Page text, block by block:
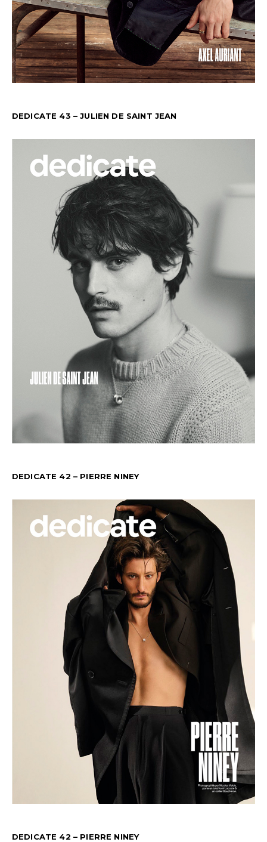
DEDICATE 43 – JULIEN DE SAINT JEAN
DEDICATE 42 – PIERRE NINEY
DEDICATE 42 – PIERRE NINEY